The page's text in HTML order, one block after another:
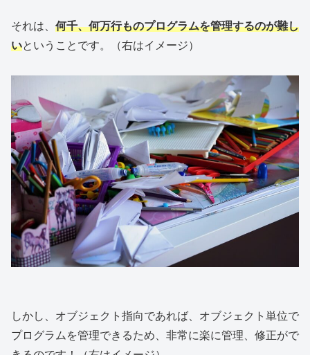
それは、 何千、何万行ものプログラムを管理するのが難し
いということです。（右はイメージ）
しかし、オブジェクト指向であれば、オブジェクト単位で
プログラムを管理できるため、非常に楽に管理、修正がで